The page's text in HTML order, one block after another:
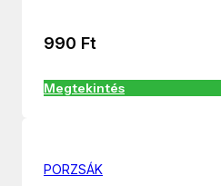
990 Ft
Megtekintés
PORZSÁK